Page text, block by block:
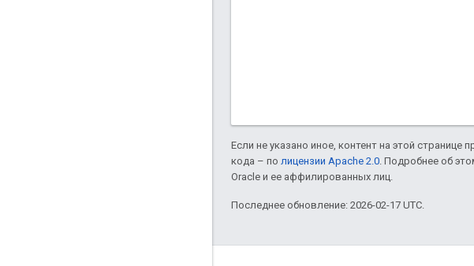
Если не указано иное, контент на этой странице
кода – по лицензии Apache 2.0 . Подробнее об
Oracle и ее аффилированных лиц.
Последнее обновление: 2026-02-17 UTC.